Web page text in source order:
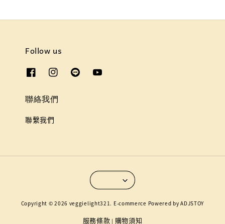
Follow us
聯絡我們
聯繫我們
Copyright © 2026 veggielight321. E-commerce Powered by ADJSTOY
服務條款 | 購物須知